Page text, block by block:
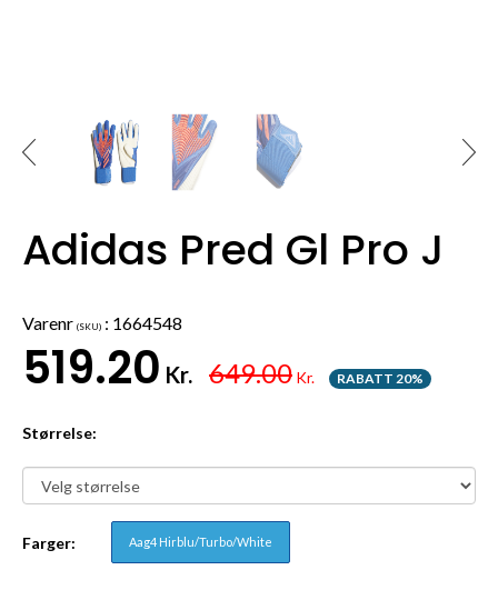
Adidas Pred Gl Pro J
Varenr (SKU) : 1664548
519.20 Kr. 649.00 Kr. RABATT 20%
Størrelse:
Farger: Aag4 Hirblu/Turbo/White